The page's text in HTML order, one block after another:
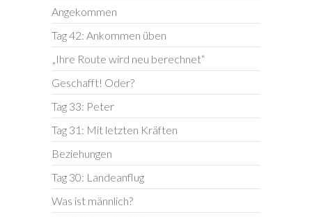
Angekommen
Tag 42: Ankommen üben
„Ihre Route wird neu berechnet“
Geschafft! Oder?
Tag 33: Peter
Tag 31: Mit letzten Kräften
Beziehungen
Tag 30: Landeanflug
Was ist männlich?